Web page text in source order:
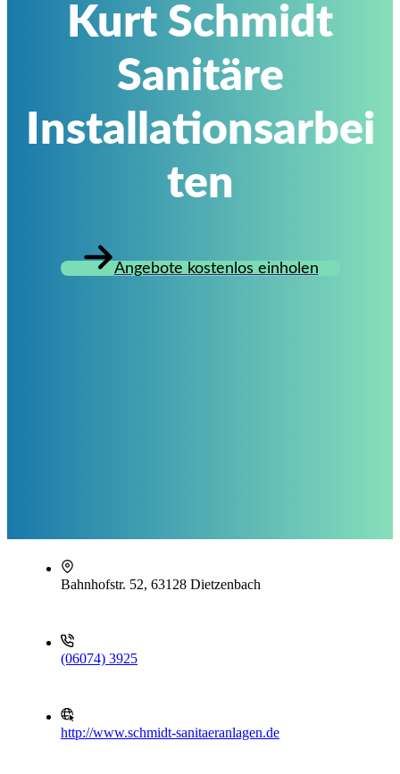
Kurt Schmidt
Sanitäre
Installationsarbei
ten
Angebote kostenlos einholen
Bahnhofstr. 52, 63128 Dietzenbach
(06074) 3925
http://www.schmidt-sanitaeranlagen.de